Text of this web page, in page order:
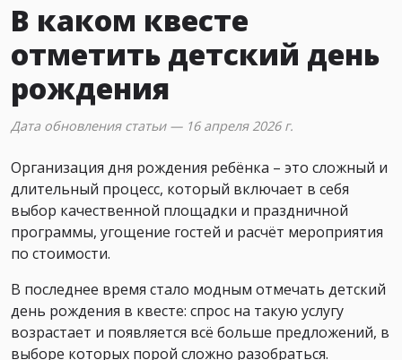
В каком квесте
отметить детский день
рождения
Дата обновления статьи — 16 апреля 2026 г.
Организация дня рождения ребёнка – это сложный и
длительный процесс, который включает в себя
выбор качественной площадки и праздничной
программы, угощение гостей и расчёт мероприятия
по стоимости.
В последнее время стало модным отмечать детский
день рождения в квесте: спрос на такую услугу
возрастает и появляется всё больше предложений, в
выборе которых порой сложно разобраться.